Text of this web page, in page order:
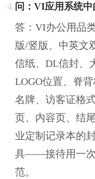
4.问：VI应用系统中
答：VI办公用品
版/竖版、中英
信纸、DL信封
LOGO位置、脊
名牌、访客证格
页、内容页、结
业定制记录本的
具——接待用一次
范。